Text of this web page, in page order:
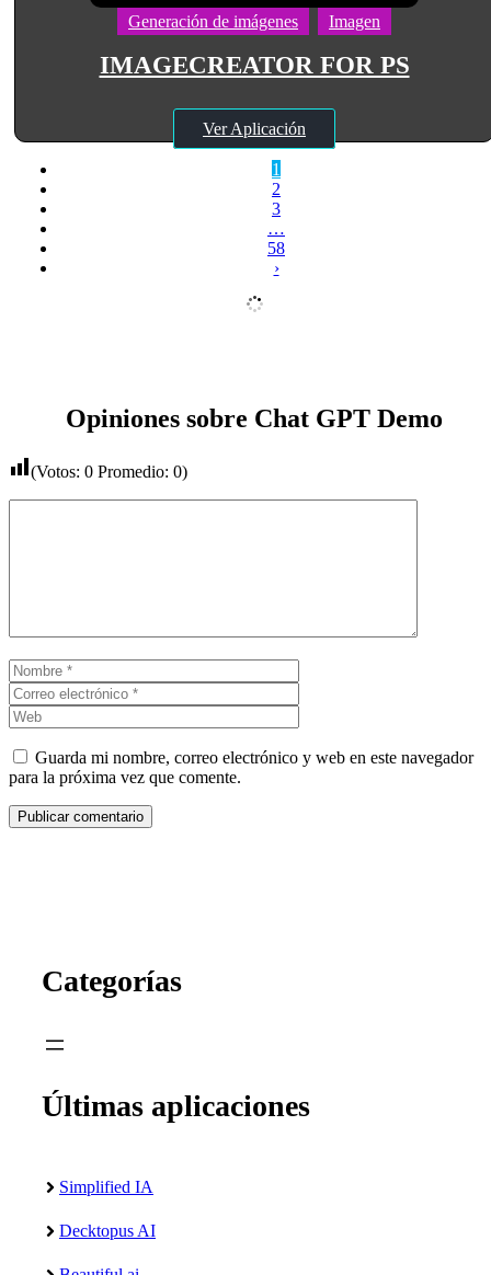
Generación de imágenes Imagen
IMAGECREATOR FOR PS
Ver Aplicación
1
2
3
…
58
›
Opiniones sobre Chat GPT Demo
(Votos: 0 Promedio: 0)
Nombre
electrónico
Guarda mi nombre, correo electrónico y web en este navegador
para la próxima vez que comente.
Categorías
Últimas aplicaciones
Simplified IA
Decktopus AI